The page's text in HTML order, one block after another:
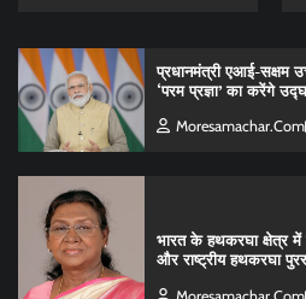
प्रधानमंत्री एआई-सक्षम
‘परम प्रज्ञा’ का करेंगे
Moresamachar.com
भारत के हथकरघा क्षेत्र में
और राष्ट्रीय हथकरघा